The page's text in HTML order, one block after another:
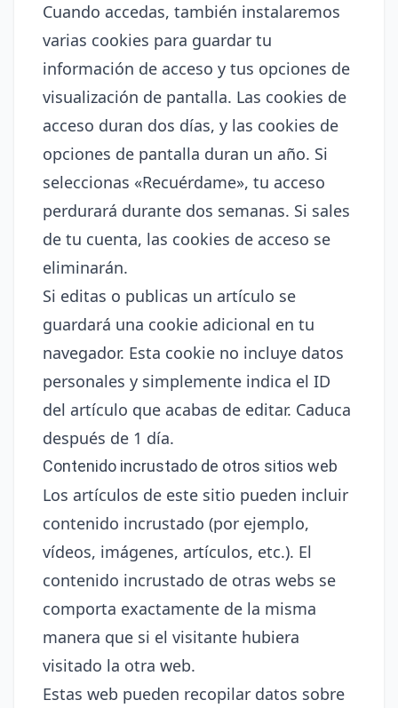
Cuando accedas, también instalaremos
varias cookies para guardar tu
información de acceso y tus opciones de
visualización de pantalla. Las cookies de
acceso duran dos días, y las cookies de
opciones de pantalla duran un año. Si
seleccionas «Recuérdame», tu acceso
perdurará durante dos semanas. Si sales
de tu cuenta, las cookies de acceso se
eliminarán.
Si editas o publicas un artículo se
guardará una cookie adicional en tu
navegador. Esta cookie no incluye datos
personales y simplemente indica el ID
del artículo que acabas de editar. Caduca
después de 1 día.
Contenido incrustado de otros sitios web
Los artículos de este sitio pueden incluir
contenido incrustado (por ejemplo,
vídeos, imágenes, artículos, etc.). El
contenido incrustado de otras webs se
comporta exactamente de la misma
manera que si el visitante hubiera
visitado la otra web.
Estas web pueden recopilar datos sobre